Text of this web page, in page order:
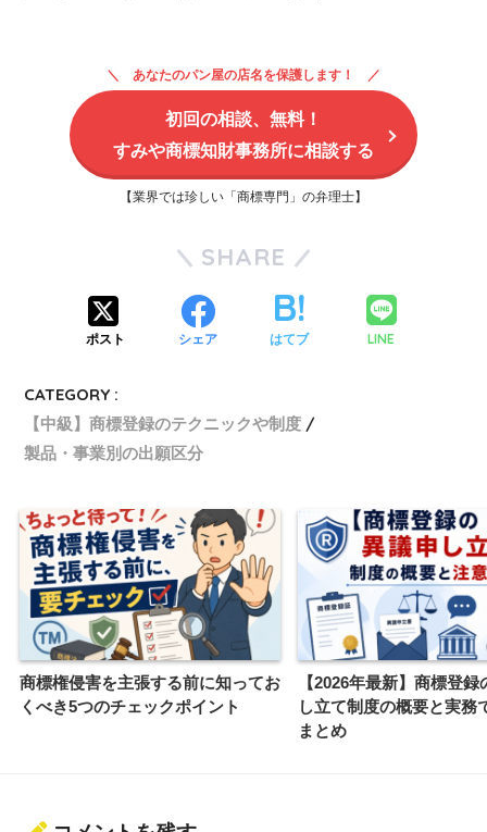
あなたのパン屋の店名を保護します！
初回の相談、無料！
すみや商標知財事務所に相談する
【業界では珍しい「商標専門」の弁理士】
SHARE
ポスト シェア はてブ LINE
CATEGORY :
【中級】商標登録のテクニックや制度
製品・事業別の出願区分
商標権侵害を主張する前に知ってお
くべき5つのチェックポイント
【2026年最新】商標登録
し立て制度の概要と実務
まとめ